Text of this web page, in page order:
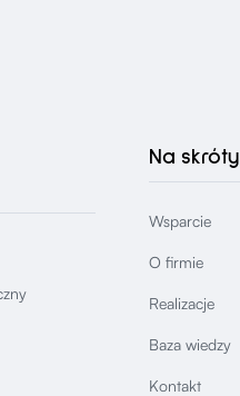
Na skróty
Wsparcie
O firmie
Realizacje
Baza wiedzy
Kontakt